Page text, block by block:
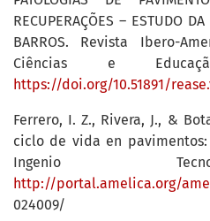
RECUPERAÇÕES – ESTUDO
BARROS. Revista Ibero-
Ciências e
https://doi.org/10.51891/
Ferrero, I. Z., Rivera, J., &
ciclo de vida en
Ingenio
http://portal.amelica.org/
024009/